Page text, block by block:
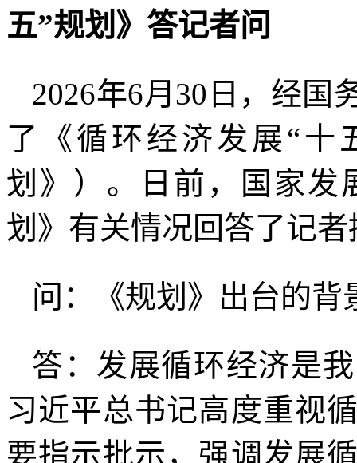
五”规划》答记者问
2026年6月30日，经国
了《循环经济发展“十
划》）。日前，国家发
划》有关情况回答了记者
问：《规划》出台的背
答：发展循环经济是
习近平总书记高度重视
要指示批示，强调发展